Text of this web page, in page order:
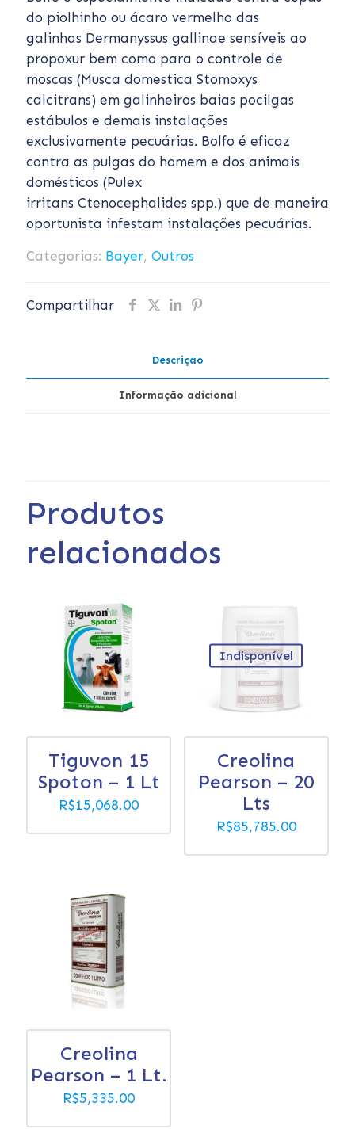
do piolhinho ou ácaro vermelho das
galinhas Dermanyssus gallinae sensíveis ao
propoxur bem como para o controle de
moscas (Musca domestica Stomoxys
calcitrans) em galinheiros baias pocilgas
estábulos e demais instalações
exclusivamente pecuárias. Bolfo é eficaz
contra as pulgas do homem e dos animais
domésticos (Pulex
irritans Ctenocephalides spp.) que de maneira
oportunista infestam instalações pecuárias.
Categorias: Bayer, Outros
Compartilhar
Descrição
Informação adicional
Produtos
relacionados
Tiguvon 15
Spoton – 1 Lt
R$15,068.00
Indisponível
Creolina
Pearson – 20
Lts
R$85,785.00
Creolina
Pearson – 1 Lt.
R$5,335.00